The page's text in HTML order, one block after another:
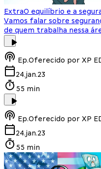
ExtraO equilíbrio e a
Vamos falar sobre
de quem trabalha nessa
Ep.Oferecido por XP
24.jan.23
55 min
Ep.Oferecido por XP
24.jan.23
55 min